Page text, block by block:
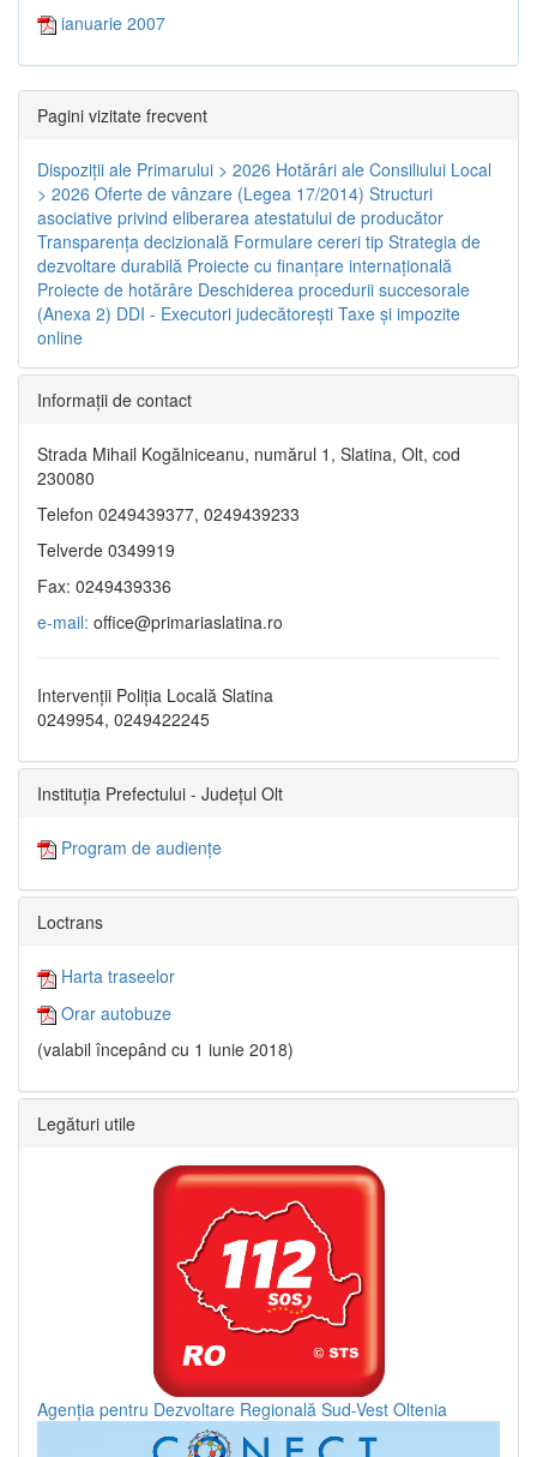
ianuarie 2007
Pagini vizitate frecvent
Dispoziţii ale Primarului > 2026 Hotărâri ale Consiliului Local
> 2026 Oferte de vânzare (Legea 17/2014) Structuri
asociative privind eliberarea atestatului de producător
Transparenţa decizională Formulare cereri tip Strategia de
dezvoltare durabilă Proiecte cu finanţare internaţională
Proiecte de hotărâre Deschiderea procedurii succesorale
(Anexa 2) DDI - Executori judecătorești Taxe şi impozite
online
Informaţii de contact
Strada Mihail Kogălniceanu, numărul 1, Slatina, Olt, cod
230080
Telefon 0249439377, 0249439233
Telverde 0349919
Fax: 0249439336
e-mail: office@primariaslatina.ro
Intervenții Poliția Locală Slatina
0249954, 0249422245
Instituția Prefectului - Județul Olt
Program de audiențe
Loctrans
Harta traseelor
Orar autobuze
(valabil începând cu 1 iunie 2018)
Legături utile
Agenția pentru Dezvoltare Regională Sud-Vest Oltenia